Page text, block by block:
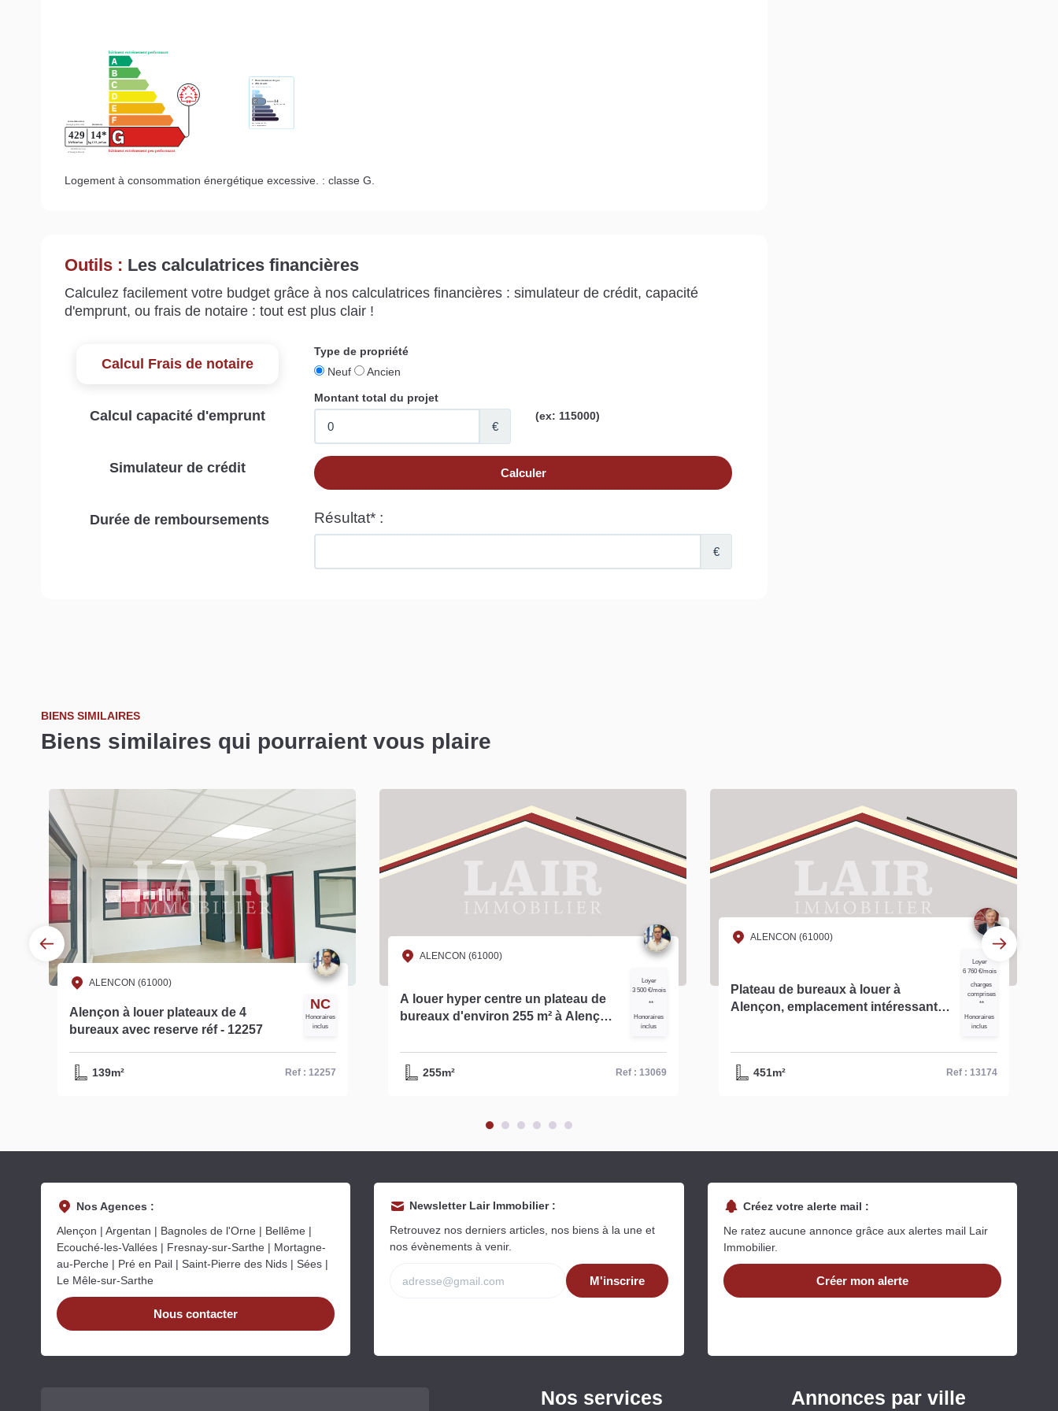
Logement à consommation énergétique excessive. : classe G.
Outils : Les calculatrices financières
Calculez facilement votre budget grâce à nos calculatrices financières : simulateur de crédit, capacité
d'emprunt, ou frais de notaire : tout est plus clair !
Calcul Frais de notaire
Calcul capacité d'emprunt
Simulateur de crédit
Durée de remboursements
BIENS SIMILAIRES
Biens similaires qui pourraient vous plaire
ALENCON (61000)
bureaux d'environ 255 m² à Alençon
réf- 13069
Loyer
**
Honoraires
inclus
255m² Ref : 13069
ALENCON (61000)
Alençon, emplacement intéressant -
Réf 13174
charges
comprises
**
Honoraires
inclus
451m² Ref : 13174
61 ? Rare à Alençon 155 m² de
bureau à louer sur axe passager,
réf 15128
Loyer
2 280 €/mois
**
Honoraires
inclus
155m² Ref : 15128
Nos Agences :
Alençon | Argentan | Bagnoles de l'Orne | Bellême |
Ecouché-les-Vallées | Fresnay-sur-Sarthe | Mortagne-
au-Perche | Pré en Pail | Saint-Pierre des Nids | Sées |
Le Mêle-sur-Sarthe
Nous contacter
Newsletter Lair Immobilier :
Retrouvez nos derniers articles, nos biens à la une et
nos évènements à venir.
M'inscrire
Créez votre alerte mail :
Ne ratez aucune annonce grâce aux alertes mail Lair
Immobilier.
Créer mon alerte
Nos services Annonces par ville